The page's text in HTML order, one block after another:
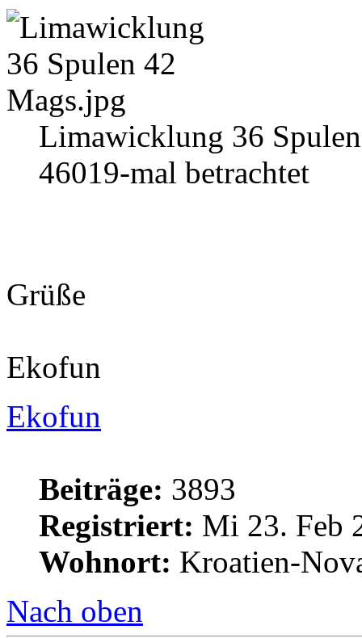
Limawicklung 36
46019-mal betrachtet
Grüße
Ekofun
Ekofun
Beiträge: 3893
Registriert: Mi 23. Feb
Wohnort: Kroatien-
Nach oben